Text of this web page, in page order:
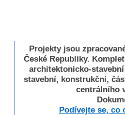
Projekty jsou
České Republiky.
architektonicko-
stavební, konstrukční,
centrálního
Podívejte se, co